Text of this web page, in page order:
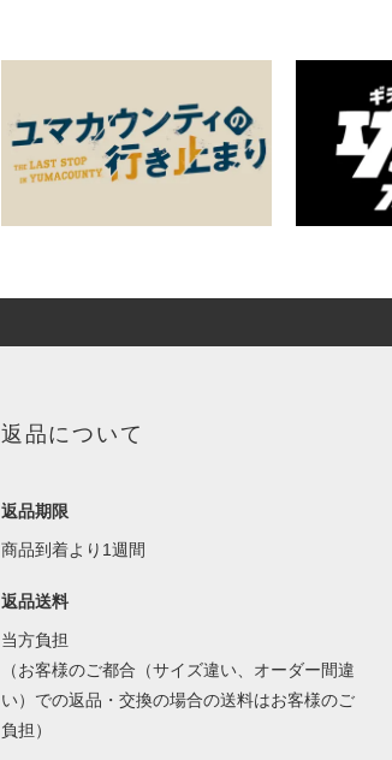
返品について
返品期限
商品到着より1週間
返品送料
当方負担
（お客様のご都合（サイズ違い、オーダー間違
い）での返品・交換の場合の送料はお客様のご
負担）